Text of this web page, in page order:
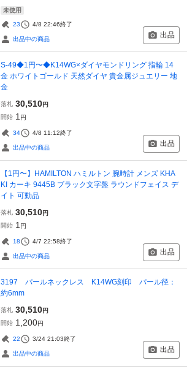
未使用
23 4/8 22:46終了
出品中の商品 出品
S-49◆1円〜◆K14WG×ダイヤモンドリング 指輪 14
金 ホワイトゴールド 天然ダイヤ 貴金属ジュエリー 地
金
落札 30,510円
開始 1 円
34 4/8 11:12終了
出品中の商品 出品
【1円〜】HAMILTON ハミルトン 腕時計 メンズ KHA
KI カーキ 9445B ブラック文字盤 ラウンドフェイス デ
イト 可動品
落札 30,510円
開始 1 円
18 4/7 22:58終了
出品中の商品 出品
3197 パールネックレス K14WG刻印 パール径：
約6mm
落札 30,510円
開始 1,200円
22 3/24 21:03終了
出品中の商品 出品